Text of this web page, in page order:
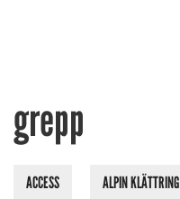
grepp
ACCESS ALPIN KLÄTTRING